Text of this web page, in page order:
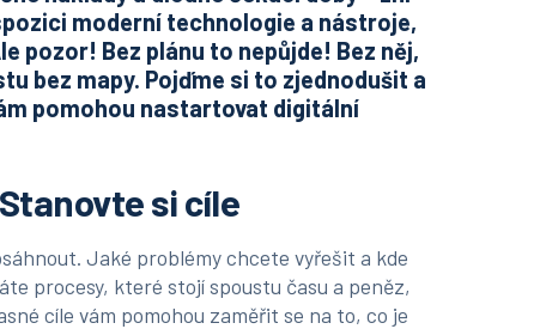
moderní technologie a nástroje,
Bez plánu to nepůjde! Bez něj,
bez mapy. Pojďme si to zjednodušit a
pomohou nastartovat digitální
si cíle
Jaké problémy chcete vyřešit a kde
procesy, které stojí spoustu času a peněz,
cíle vám pomohou zaměřit se na to, co je